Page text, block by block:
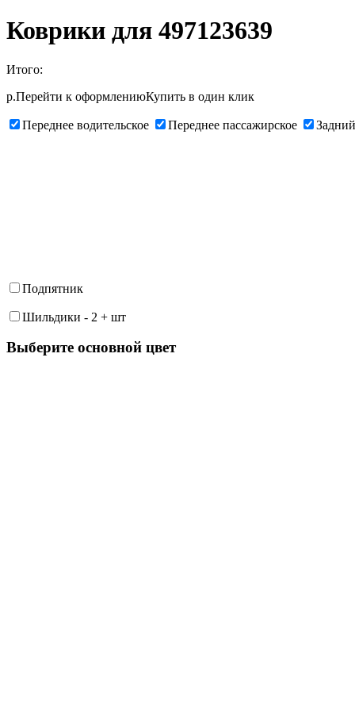
Коврики для 497123639
Итого:
р.Перейти к оформлениюКупить в один клик
Переднее водительское Переднее пассажирское
Подпятник
Шильдики - 2 + шт
Выберите oсновной цвет